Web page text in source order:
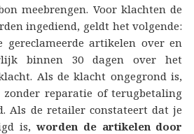
meebrengen. Voor klachten de
ingediend, geldt het volgende:
gereclameerde artikelen over en
binnen 30 dagen over het
Als de klacht ongegrond is,
reparatie of terugbetaling
Als de retailer constateert dat je
is, worden de artikelen door